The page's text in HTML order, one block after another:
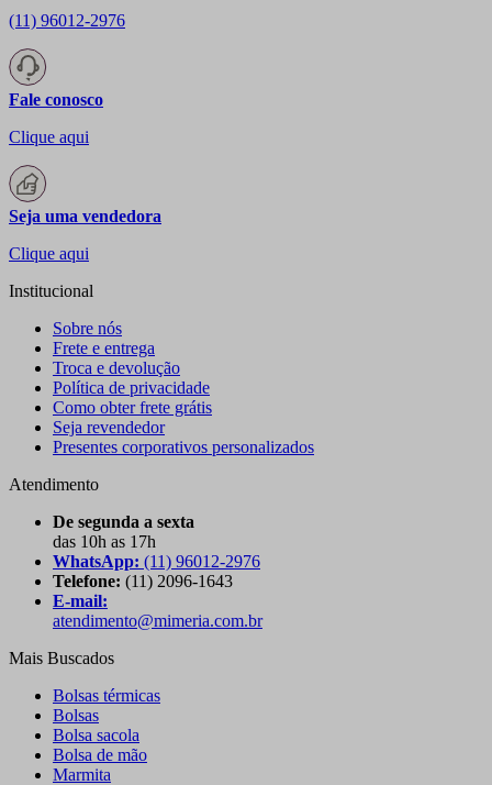
(11) 96012-2976
Fale conosco
Clique aqui
Seja uma vendedora
Clique aqui
Institucional
Sobre nós
Frete e entrega
Troca e devolução
Política de privacidade
Como obter frete grátis
Seja revendedor
Presentes corporativos personalizados
Atendimento
De segunda a sexta
das 10h as 17h
WhatsApp: (11) 96012-2976
Telefone: (11) 2096-1643
E-mail:
atendimento@mimeria.com.br
Mais Buscados
Bolsas térmicas
Bolsas
Bolsa sacola
Bolsa de mão
Marmita